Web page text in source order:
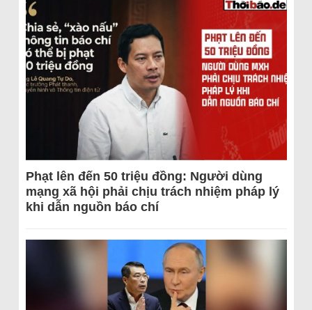
Phạt lên đến 50 triệu đồng: Người dùng
mạng xã hội phải chịu trách nhiệm pháp lý
khi dẫn nguồn báo chí